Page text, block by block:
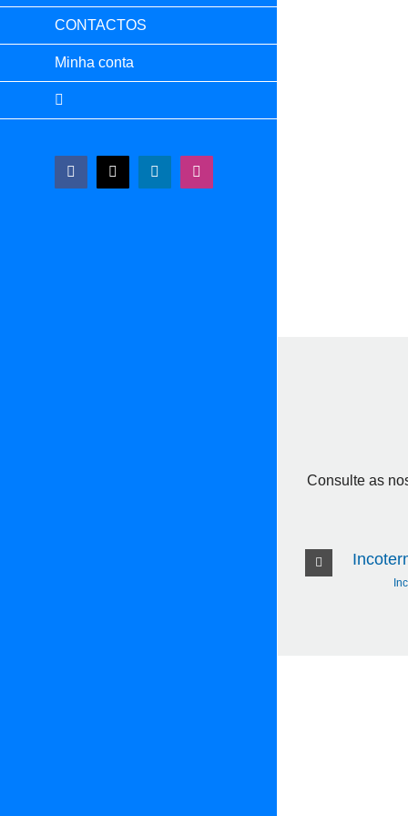
CONTACTOS
Minha conta
Facebook
X LinkedInInstagram
Consulte as